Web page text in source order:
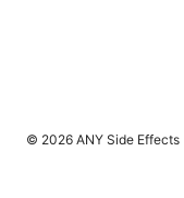
© 2026 ANY Side Effects